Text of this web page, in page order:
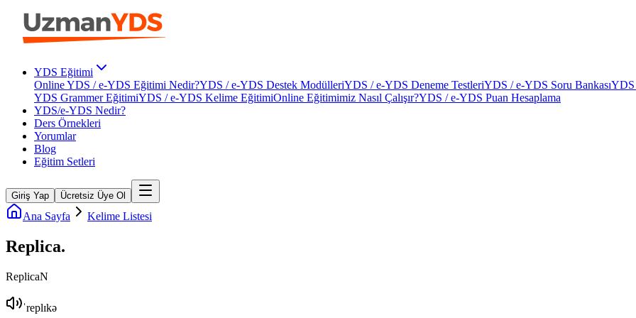
YDS Eğitimi
Online YDS / e-YDS Eğitimi Nedir?YDS / e-YDS Destek ModülleriYDS / e-YDS Deneme TestleriYDS / e-YDS Soru BankasıYDS
YDS Grammer EğitimiYDS / e-YDS Kelime EğitimiOnline Eğitimimiz Nasıl Çalışır?YDS / e-YDS Puan Hesaplama
YDS/e-YDS Nedir?
Ders Örnekleri
Yorumlar
Blog
Eğitim Setleri
Giriş Yap Ücretsiz Üye Ol
Ana Sayfa Kelime Listesi
Replica.
ReplicaN
ˈreplɪkə